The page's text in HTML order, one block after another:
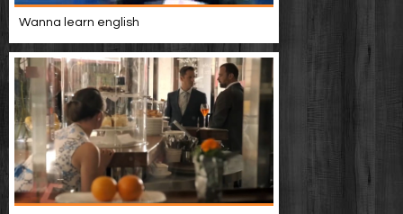
Wanna learn english